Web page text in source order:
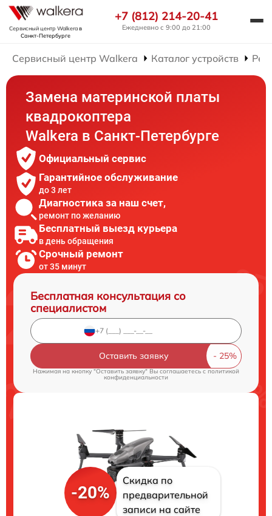
Сервисный центр Walkeraв
Санкт-Петербурге
+7 (812) 214-20-41
Ежедневно с 9:00 до 21:00
Сервисный центр Walkera Каталог устройств
Замена материнской платы
квадрокоптера
Walkera в Санкт-Петербурге
Официальный сервис
Гарантийное обслуживание
до 3 лет
Диагностика за наш счет,
ремонт по желанию
Бесплатный выезд курьера
в день обращения
Срочный ремонт
от 35 минут
Бесплатная консультация со
специалистом
Оставить заявку
Нажимая на кнопку "Оставить заявку" Вы соглашаетесь cполитикой
конфиденциальности
-20%
Скидка по
предварительной
записи на сайте